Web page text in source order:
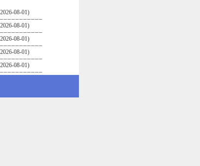
08-01)
08-01)
08-01)
08-01)
08-01)